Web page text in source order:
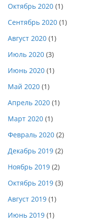
Октябрь 2020 (1)
Сентябрь 2020 (1)
Август 2020 (1)
Июль 2020 (3)
Июнь 2020 (1)
Май 2020 (1)
Апрель 2020 (1)
Март 2020 (1)
Февраль 2020 (2)
Декабрь 2019 (2)
Ноябрь 2019 (2)
Октябрь 2019 (3)
Август 2019 (1)
Июнь 2019 (1)